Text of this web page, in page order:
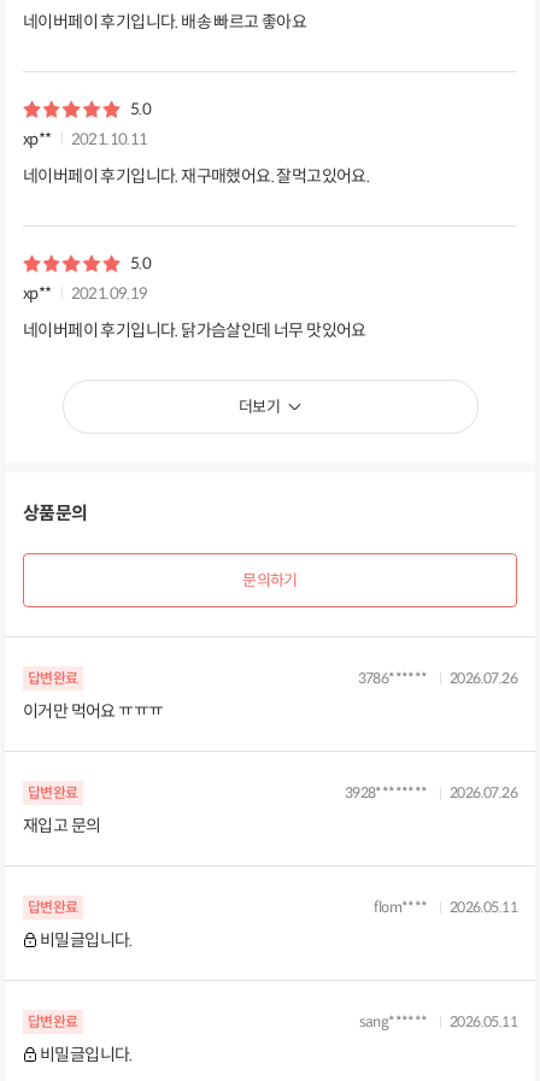
네이버페이 후기입니다. 배송 빠르고 좋아요
5.0
xp**
2021.10.11
네이버페이 후기입니다. 재구매했어요. 잘먹고있어요.
5.0
xp**
2021.09.19
네이버페이 후기입니다. 닭가슴살인데 너무 맛있어요
더보기
상품문의
문의하기
답변완료 3786****** 2026.07.26
이거만 먹어요 ㅠㅠㅠ
답변완료 3928******** 2026.07.26
재입고 문의
답변완료 flom**** 2026.05.11
비밀글입니다.
답변완료 sang****** 2026.05.11
비밀글입니다.